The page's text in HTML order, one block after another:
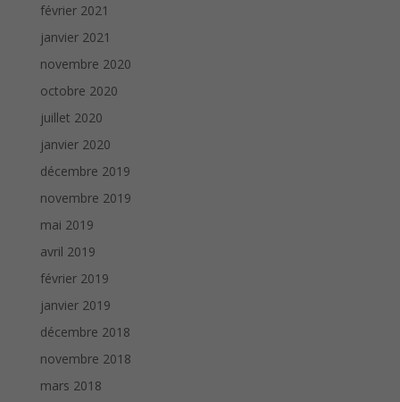
février 2021
janvier 2021
novembre 2020
octobre 2020
juillet 2020
janvier 2020
décembre 2019
novembre 2019
mai 2019
avril 2019
février 2019
janvier 2019
décembre 2018
novembre 2018
mars 2018